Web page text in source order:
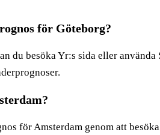
för Göteborg?
du besöka Yr:s sida eller använda
för Amsterdam genom att